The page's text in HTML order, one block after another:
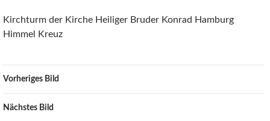
Kirchturm der Kirche Heiliger Bruder Konrad Hamburg
Himmel Kreuz
Vorheriges Bild
Nächstes Bild